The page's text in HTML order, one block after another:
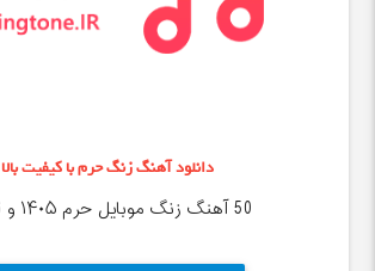
دانلود آهنگ زنگ حرم با کیفیت بالا
50 آهنگ زنگ موبایل حرم ۱۴۰۵ و 2026